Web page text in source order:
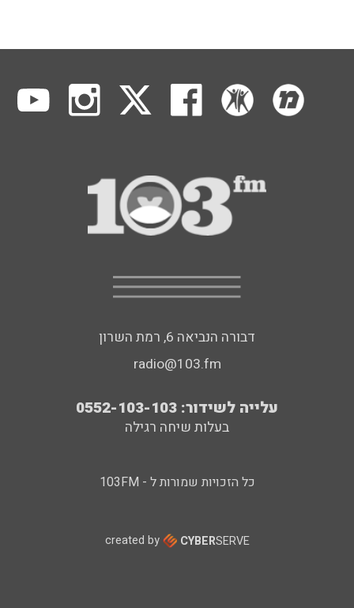
דבורה הנביאה 6, רמת השרון
radio@103.fm
עלייה לשידור: 0552-103-103
בעלות שיחה רגילה
כל הזכויות שמורות ל - 103FM
created by CYBERSERVE